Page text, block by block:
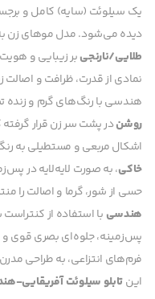
یک سیلوئت (سایه) کامل و
دیده می‌شود. مدل موهای زن
طلایی/نارنجیبر زیبایی و
نمادی از قدرت، ظرافت و اصالت
هندسی با رنگ‌های گرم و
روشندر پشت سر زن قرار
اشکال مربعی و مستطیلی به
خاکی، به صورت لایه‌لایه در
حسی از شور، گرما و اصالت را
هندسی با استفاده از
پس‌زمینه، جلوه‌ای بصری قوی
فرم‌های انتزاعی، به طراحی
اینتابلو سیلوئت آفریقایی-